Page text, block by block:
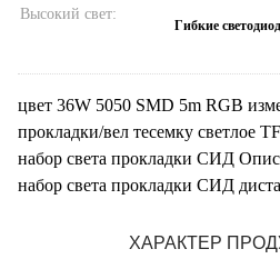
Высокий свет:
Гибкие
цвет 36W 5050 SMD 5m RGB
прокладки/вел тесемку светлое
набор света прокладки СИД
набор света прокладки СИД
ХАРАКТЕР